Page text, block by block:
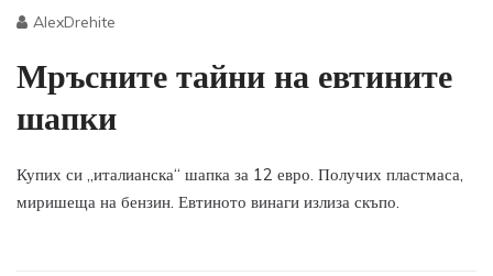
AlexDrehite
Мръсните тайни на евтините
шапки
Купих си „италианска“ шапка за 12 евро. Получих пластмаса,
миришеща на бензин. Евтиното винаги излиза скъпо.